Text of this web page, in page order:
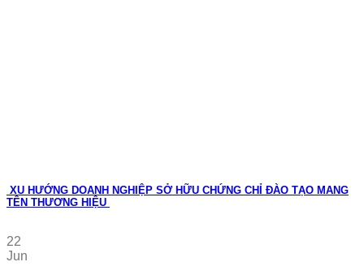
XU HƯỚNG DOANH NGHIỆP SỞ HỮU CHỨNG CHỈ ĐÀO TẠO MANG
TÊN THƯƠNG HIỆU
22
Jun